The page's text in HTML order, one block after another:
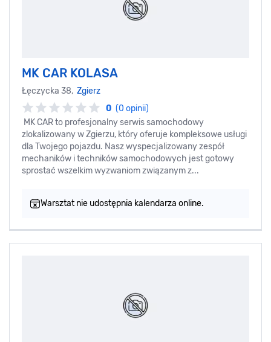
MK CAR KOLASA
Łęczycka 38, Zgierz
0 (0 opinii)
MK CAR to profesjonalny serwis samochodowy
zlokalizowany w Zgierzu, który oferuje kompleksowe usługi
dla Twojego pojazdu. Nasz wyspecjalizowany zespół
mechaników i techników samochodowych jest gotowy
sprostać wszelkim wyzwaniom związanym z...
Warsztat nie udostępnia kalendarza online.